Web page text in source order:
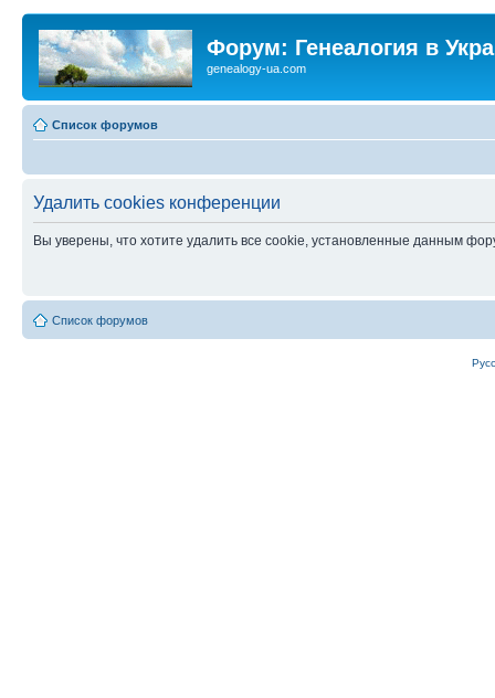
Форум: Генеалогия в
genealogy-ua.com
Список форумов
Удалить cookies конференции
Вы уверены, что хотите удалить все cookie, установленные данным
Список форумов